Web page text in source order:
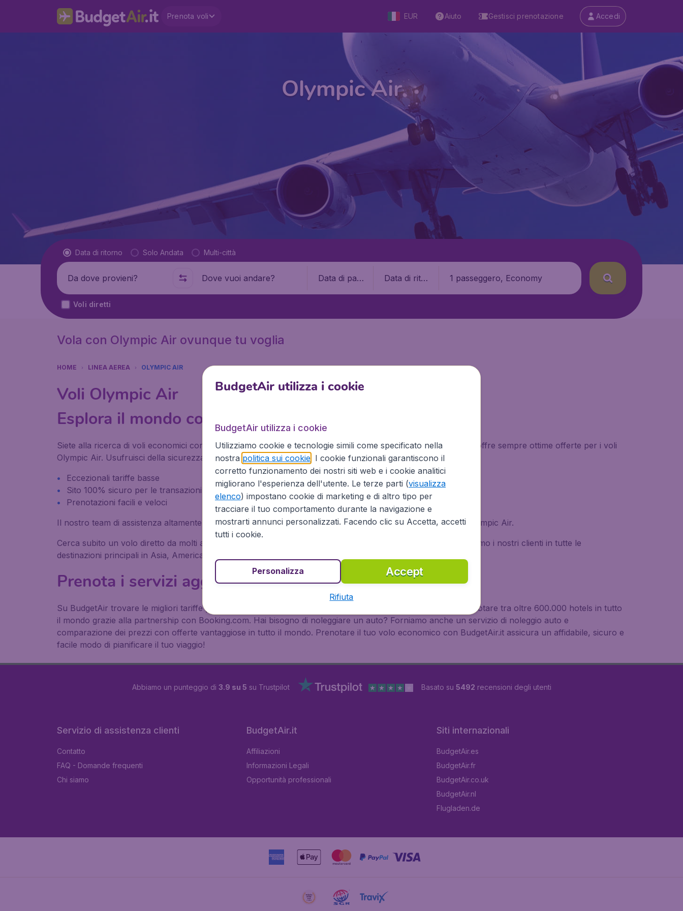
Prenota voli EUR Aiuto Gestisci prenotazione Accedi
Olympic Air
Tipo di volo
Data di ritorno Solo Andata Multi-città
Partenza da Dove
Data di part
Data di ritor
1 passeggero, Economy
Voli diretti
Vola con Olympic Air ovunque tu voglia
HOME LINEA AEREA OLYMPIC AIR
Voli Olympic Air
Esplora il mondo con Olympic Air
Siete alla ricerca di voli economici con Olympic Air? Allora siete sulla strada giusta con BudgetAir! BudgetAir offre sempre ottime offerte per i voli
Olympic Air. Usufruisci della sicurezza che il nostro know how può darti:
Eccezionali tariffe basse
Sito 100% sicuro per le transazioni
Prenotazioni facili e veloci
Il nostro team di assistenza altamente qualificato sarà lieto di aiutarvi a trovare il volo più conveniente con Olympic Air.
Cerca subito un volo diretto da molti aeroporti in Italia per le destinazioni più popolari in tutto il mondo. Portiamo i nostri clienti in tutte le
destinazioni principali in Asia, America, Africa, Oceania ed Europa.
Prenota i servizi aggiuntivi
Su BudgetAir trovare le migliori tariffe per i voli Olympic Air è facilissimo. Offriamo inoltre la possibilità di prenotare tra oltre 600.000 hotels in tutto
il mondo grazie alla partnership con Booking.com. Hai bisogno di noleggiare un auto? Forniamo anche un servizio di noleggio auto e
comparazione dei prezzi con offerte vantaggiose in tutto il mondo. Prenotare il tuo volo economico con BudgetAir.it assicura un affidabile, sicuro e
facile modo di pianificare il tuo viaggio!
Abbiamo un punteggio di 3.9 su 5 su Trustpilot Basato su 5492 recensioni degli utenti
Servizio di assistenza clienti
Contatto
FAQ - Domande frequenti
Chi siamo
BudgetAir.it
Affiliazioni
Informazioni Legali
Opportunità professionali
Siti internazionali
BudgetAir.es
BudgetAir.fr
BudgetAir.co.uk
BudgetAir.nl
Flugladen.de
BudgetAir utilizza i cookie
BudgetAir utilizza i cookie
Utilizziamo cookie e tecnologie simili come specificato nella
nostra politica sui cookie. I cookie funzionali garantiscono il
corretto funzionamento dei nostri siti web e i cookie analitici
migliorano l'esperienza dell'utente. Le terze parti (visualizza
elenco) impostano cookie di marketing e di altro tipo per
tracciare il tuo comportamento durante la navigazione e
mostrarti annunci personalizzati. Facendo clic su Accetta, accetti
tutti i cookie.
Accept
Personalizza
Rifiuta